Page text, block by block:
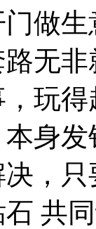
做
无
玩
身
，
共